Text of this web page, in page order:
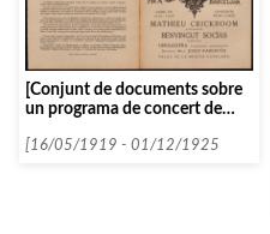
[Conjunt de documents sobre
un programa de concert de
[16/05/1919 - 01/12/1925